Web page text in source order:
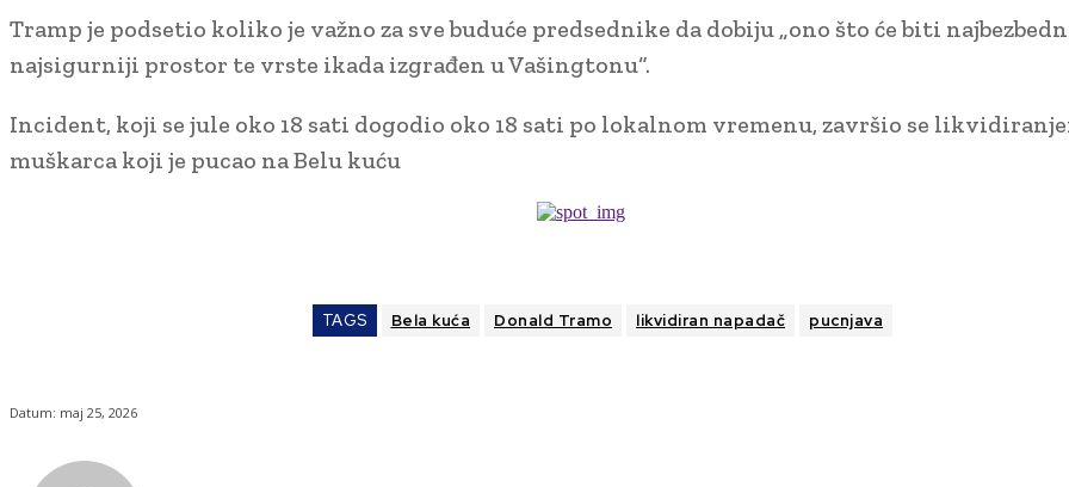
Tramp je podsetio koliko je važno za sve buduće predsednike da dobiju „ono što će biti
najsigurniji prostor te vrste ikada izgrađen u Vašingtonu“.
Incident, koji se jule oko 18 sati dogodio oko 18 sati po lokalnom vremenu, završio se
muškarca koji je pucao na Belu kuću
TAGS Bela kuća Donald Tramo likvidiran napadač pucnjava
Datum: maj 25, 2026